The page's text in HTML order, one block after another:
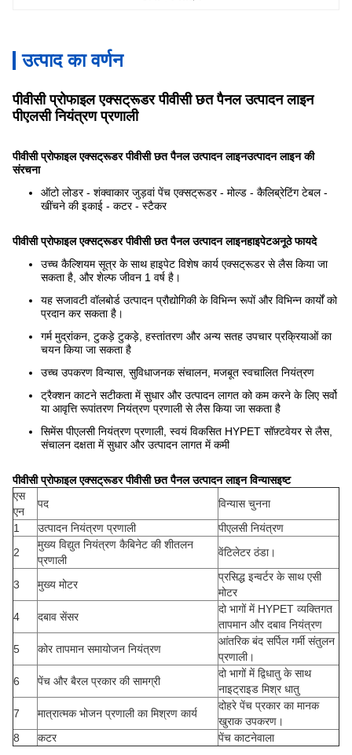
उत्पाद का वर्णन
पीवीसी प्रोफाइल एक्सट्रूडर पीवीसी छत पैनल उत्पादन लाइन
पीएलसी नियंत्रण प्रणाली
पीवीसी प्रोफाइल एक्सट्रूडर पीवीसी छत पैनल उत्पादन लाइनउत्पादन लाइन की
संरचना
ऑटो लोडर - शंक्वाकार जुड़वां पेंच एक्सट्रूडर - मोल्ड - कैलिब्रेटिंग टेबल -
खींचने की इकाई - कटर - स्टैकर
पीवीसी प्रोफाइल एक्सट्रूडर पीवीसी छत पैनल उत्पादन लाइनहाइपेटअनूठे फायदे
उच्च कैल्शियम सूत्र के साथ हाइपेट विशेष कार्य एक्सट्रूडर से लैस किया जा
सकता है, और शेल्फ जीवन 1 वर्ष है।
यह सजावटी वॉलबोर्ड उत्पादन प्रौद्योगिकी के विभिन्न रूपों और विभिन्न कार्यों को
प्रदान कर सकता है।
गर्म मुद्रांकन, टुकड़े टुकड़े, हस्तांतरण और अन्य सतह उपचार प्रक्रियाओं का
चयन किया जा सकता है
उच्च उपकरण विन्यास, सुविधाजनक संचालन, मजबूत स्वचालित नियंत्रण
ट्रैक्शन काटने सटीकता में सुधार और उत्पादन लागत को कम करने के लिए सर्वो
या आवृत्ति रूपांतरण नियंत्रण प्रणाली से लैस किया जा सकता है
सिमेंस पीएलसी नियंत्रण प्रणाली, स्वयं विकसित HYPET सॉफ़्टवेयर से लैस,
संचालन दक्षता में सुधार और उत्पादन लागत में कमी
पीवीसी प्रोफाइल एक्सट्रूडर पीवीसी छत पैनल उत्पादन लाइन विन्यासइष्ट
एस
एन
पद
विन्यास चुनना
1
उत्पादन नियंत्रण प्रणाली
पीएलसी नियंत्रण
2
मुख्य विद्युत नियंत्रण कैबिनेट की शीतलन
प्रणाली
वेंटिलेटर ठंडा।
3 मुख्य मोटर
प्रसिद्ध इन्वर्टर के साथ एसी
मोटर
4
दबाव सेंसर
दो भागों में HYPET व्यक्तिगत
तापमान और दबाव नियंत्रण
5
कोर तापमान समायोजन नियंत्रण
आंतरिक बंद सर्पिल गर्मी संतुलन
प्रणाली।
6
पेंच और बैरल प्रकार की सामग्री
दो भागों में द्विधातु के साथ
नाइट्राइड मिश्र धातु
7
मात्रात्मक भोजन प्रणाली का मिश्रण कार्य
दोहरे पेंच प्रकार का मानक
खुराक उपकरण।
8
कटर पेंच काटनेवाला